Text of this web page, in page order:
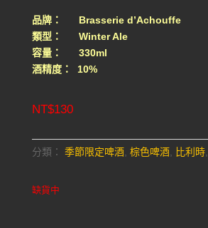
品牌： Brasserie d’Achouffe
類型： Winter Ale
容量： 330ml
酒精度： 10%
NT$130
分類： 季節限定啤酒, 棕色啤酒, 比利時,
缺貨中